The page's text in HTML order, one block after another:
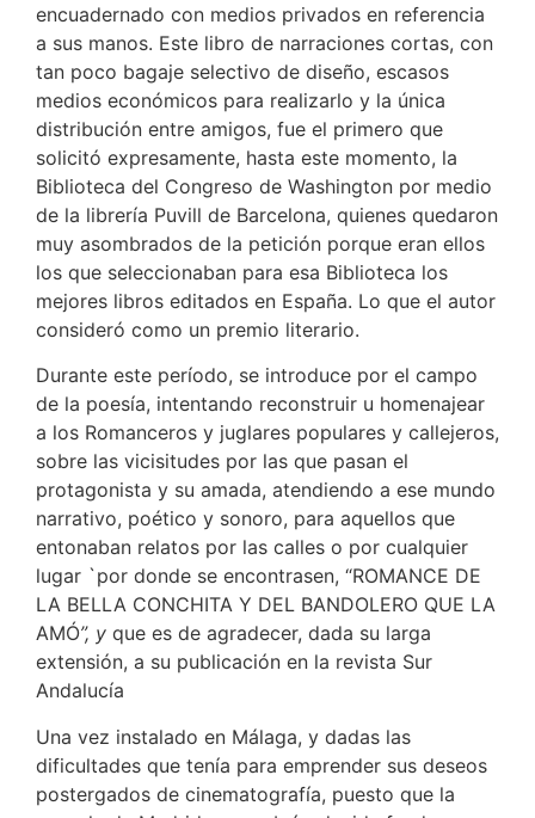
encuadernado con medios privados en referencia
a sus manos. Este libro de narraciones cortas, con
tan poco bagaje selectivo de diseño, escasos
medios económicos para realizarlo y la única
distribución entre amigos, fue el primero que
solicitó expresamente, hasta este momento, la
Biblioteca del Congreso de Washington por medio
de la librería Puvill de Barcelona, quienes quedaron
muy asombrados de la petición porque eran ellos
los que seleccionaban para esa Biblioteca los
mejores libros editados en España. Lo que el autor
consideró como un premio literario.
Durante este período, se introduce por el campo
de la poesía, intentando reconstruir u homenajear
a los Romanceros y juglares populares y callejeros,
sobre las vicisitudes por las que pasan el
protagonista y su amada, atendiendo a ese mundo
narrativo, poético y sonoro, para aquellos que
entonaban relatos por las calles o por cualquier
lugar `por donde se encontrasen, “ROMANCE DE
LA BELLA CONCHITA Y DEL BANDOLERO QUE LA
AMÓ”, y que es de agradecer, dada su larga
extensión, a su publicación en la revista Sur
Andalucía
Una vez instalado en Málaga, y dadas las
dificultades que tenía para emprender sus deseos
postergados de cinematografía, puesto que la